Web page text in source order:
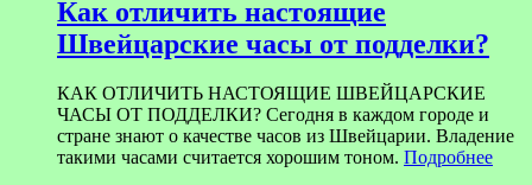
Как отличить настоящие
Швейцарские часы от подделки?
КАК ОТЛИЧИТЬ НАСТОЯЩИЕ ШВЕЙЦАРСКИЕ
ЧАСЫ ОТ ПОДДЕЛКИ? Сегодня в каждом городе и
стране знают о качестве часов из Швейцарии. Владение
такими часами считается хорошим тоном. Подробнее